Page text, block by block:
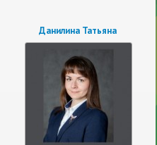
Данилина Татьяна